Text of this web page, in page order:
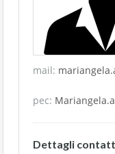
mail:
pec:
Dettagli